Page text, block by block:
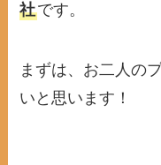
社です。
まずは、お二人の
いと思います！